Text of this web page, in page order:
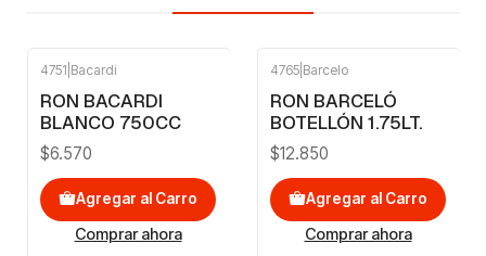
4751 Bacardi
RON BACARDI
BLANCO 750CC
$6.570
Agregar al Carro
Comprar ahora
4765 Barcelo
RON BARCELÓ
BOTELLÓN 1.75LT.
$12.850
Agregar al Carro
Comprar ahora